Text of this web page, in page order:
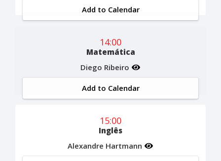
Add to Calendar
14:00
Matemática
Diego Ribeiro
Add to Calendar
15:00
Inglês
Alexandre Hartmann